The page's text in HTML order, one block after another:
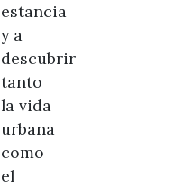
estancia
y a
descubrir
tanto
la vida
urbana
como
el